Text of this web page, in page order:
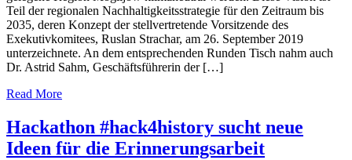
Teil der regionalen Nachhaltigkeitsstrategie für den Zeitraum bis
2035, deren Konzept der stellvertretende Vorsitzende des
Exekutivkomitees, Ruslan Strachar, am 26. September 2019
unterzeichnete. An dem entsprechenden Runden Tisch nahm auch
Dr. Astrid Sahm, Geschäftsführerin der […]
Read More
Hackathon #hack4history sucht neue
Ideen für die Erinnerungsarbeit